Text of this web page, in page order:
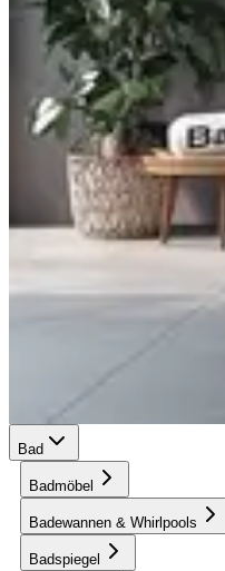
Bad
Badmöbel
Badewannen & Whirlpools
Badspiegel